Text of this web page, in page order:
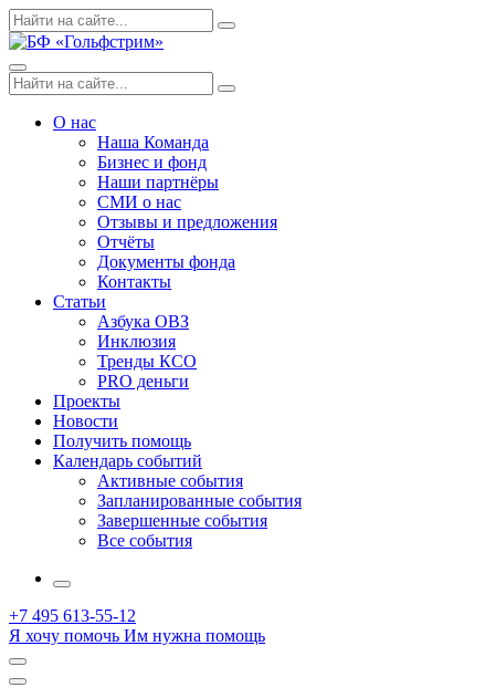
Skip
to
Поиск
по:
Search
Menu
Поиск
по:
Search
О нас
Наша Команда
Бизнес и фонд
Наши партнёры
СМИ о нас
Отзывы и предложения
Отчёты
Документы фонда
Контакты
Статьи
Азбука ОВЗ
Инклюзия
Тренды КСО
PRO деньги
Проекты
Новости
Получить помощь
Календарь событий
Активные события
Запланированные события
Завершенные события
Все события
More
+7 495 613-55-12
Я хочу помочь Им нужна помощь
Открыть
поиск
Профиль